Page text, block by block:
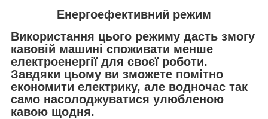
Енергоефективний режим
Використання цього режиму дасть змогу
кавовій машині споживати менше
електроенергії для своєї роботи.
Завдяки цьому ви зможете помітно
економити електрику, але водночас так
само насолоджуватися улюбленою
кавою щодня.